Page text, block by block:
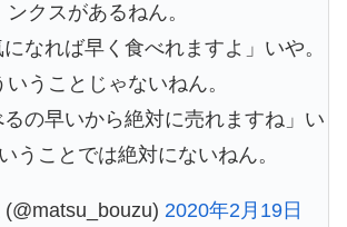
ンクスがあるねん。
なれば早く食べれますよ」いや。
いうことじゃないねん。
の早いから絶対に売れますね」い
うことでは絶対にないねん。
2020年2月19日